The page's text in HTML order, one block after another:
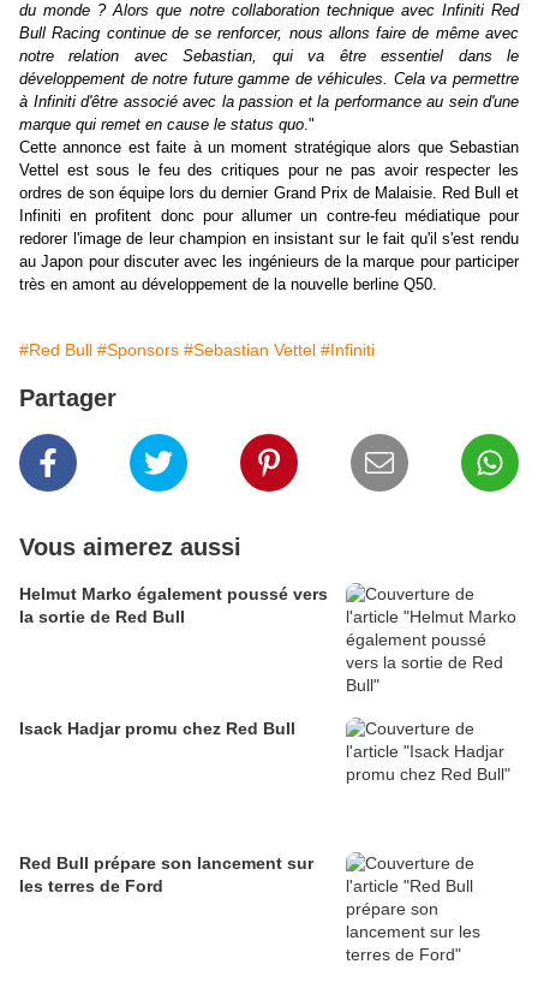
du monde ? Alors que notre collaboration technique avec Infiniti Red
Bull Racing continue de se renforcer, nous allons faire de même avec
notre relation avec Sebastian, qui va être essentiel dans le
développement de notre future gamme de véhicules. Cela va permettre
à Infiniti d'être associé avec la passion et la performance au sein d'une
marque qui remet en cause le status quo."
Cette annonce est faite à un moment stratégique alors que Sebastian
Vettel est sous le feu des critiques pour ne pas avoir respecter les
ordres de son équipe lors du dernier Grand Prix de Malaisie. Red Bull et
Infiniti en profitent donc pour allumer un contre-feu médiatique pour
redorer l'image de leur champion en insistant sur le fait qu'il s'est rendu
au Japon pour discuter avec les ingénieurs de la marque pour participer
très en amont au développement de la nouvelle berline Q50.
#Red Bull #Sponsors #Sebastian Vettel #Infiniti
Partager
Vous aimerez aussi
Helmut Marko également poussé vers
la sortie de Red Bull
Isack Hadjar promu chez Red Bull
Red Bull prépare son lancement sur
les terres de Ford